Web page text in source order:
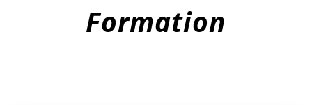
Formation